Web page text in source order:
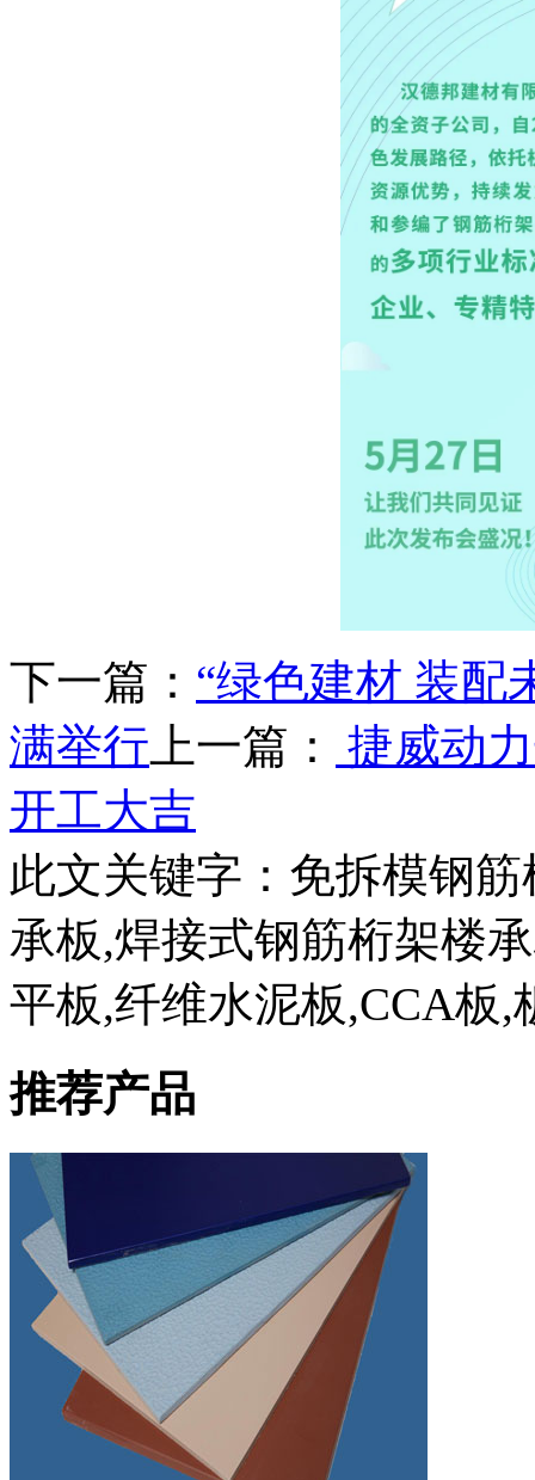
下一篇： “绿色建材 装配
满举行 上一篇：
捷威动
开工大吉
此文关键字： 免拆模钢
承板,焊接式钢筋桁架楼
平板,纤维水泥板,CCA板,
推荐产品